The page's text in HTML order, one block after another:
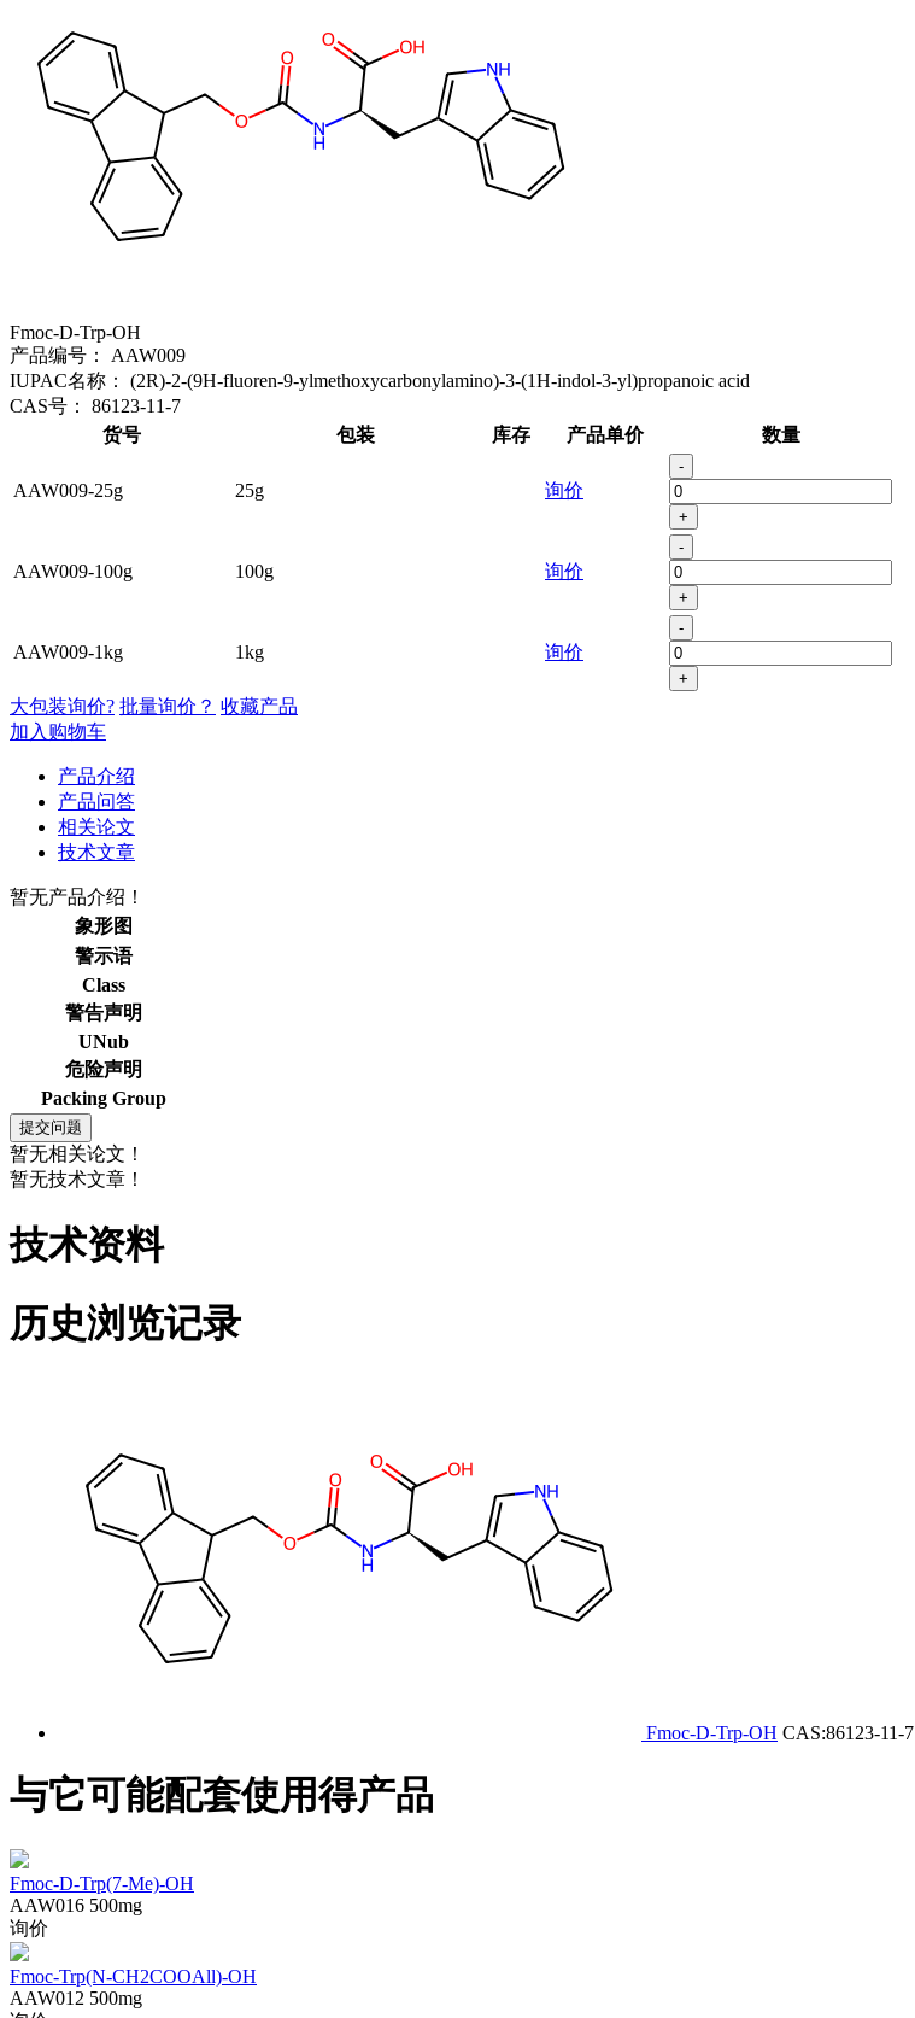
Fmoc-D-Trp-OH
产品编号：
AAW009
IUPAC名称： (2R)-2-(9H-fluoren-9-ylmethoxycarbonylamino)-3-(1H-indol-3-yl)propanoic acid
CAS号：
86123-11-7
货号
包装 库存 产品单价 数量
AAW009-25g 25g 询价
-
+
AAW009-100g 100g 询价
-
+
AAW009-1kg 1kg 询价
-
+
大包装询价? 批量询价？ 收藏产品
加入购物车
产品介绍
产品问答
相关论文
技术文章
暂无产品介绍！
象形图
警示语
Class
警告声明
UNub
危险声明
Packing Group
暂无相关论文！
暂无技术文章！
技术资料
历史浏览记录
Fmoc-D-Trp-OH CAS:86123-11-7
与它可能配套使用得产品
Fmoc-D-Trp(7-Me)-OH
AAW016 500mg
询价
Fmoc-Trp(N-CH2COOAll)-OH
AAW012 500mg